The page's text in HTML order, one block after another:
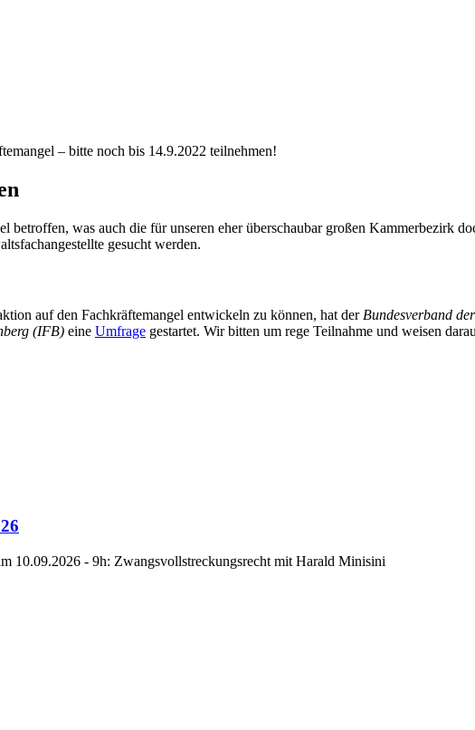
– bitte noch bis 14.9.2022 teilnehmen!
was auch die für unseren eher überschaubar großen Kammerbezirk
gesucht werden.
auf den Fachkräftemangel entwickeln zu können, hat der Bundesverband
(IFB) eine Umfrage gestartet. Wir bitten um rege Teilnahme und weisen
10.09.2026 - 9h: Zwangsvollstreckungsrecht mit Harald Minisini